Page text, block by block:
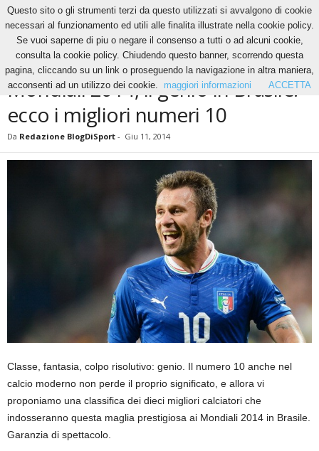
News Mondiali 2014, il genio in Brasile: ecco i migliori numeri 10
NEWS
Mondiali 2014, il genio in Brasile:
ecco i migliori numeri 10
Da Redazione BlogDiSport - Giu 11, 2014
Classe, fantasia, colpo risolutivo: genio. Il numero 10 anche nel
calcio moderno non perde il proprio significato, e allora vi
proponiamo una classifica dei dieci migliori calciatori che
indosseranno questa maglia prestigiosa ai Mondiali 2014 in Brasile.
Garanzia di spettacolo.
Questo sito o gli strumenti terzi da questo utilizzati si avvalgono di cookie
necessari al funzionamento ed utili alle finalita illustrate nella cookie policy.
Se vuoi saperne di piu o negare il consenso a tutti o ad alcuni cookie,
consulta la cookie policy. Chiudendo questo banner, scorrendo questa
pagina, cliccando su un link o proseguendo la navigazione in altra maniera,
acconsenti ad un utilizzo dei cookie.
maggiori informazioni ACCETTA